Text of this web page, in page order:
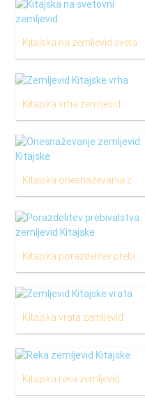
Kitajska na zemljevid sveta
Kitajska vrha zemljevid
Kitajska onesnaževanja zemljevid
Kitajska porazdelitev prebivalstva zemljevid
Kitajska vrata zemljevid
Kitajska reka zemljevid